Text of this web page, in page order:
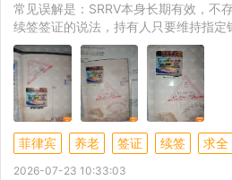
常见误解是：SRRV本身长期有效，不
续签签证的说法，持有人只要维持指定
菲律宾 养老 签证 续签 求全
2026-07-23 10:33:03